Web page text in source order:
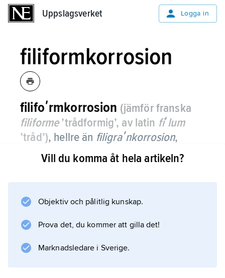
Uppslagsverket Logga in
filiformkorrosion
filifoʹrmkorrosion (jämför franska
filiforme’trådformig’, av latin fiʹlum
’tråd’), hellre än filigraʹnkorrosion,
korrosion som resulterar i
oregelbundna, hårfina gångar under
Vill du komma åt hela artikeln?
Objektiv och pålitlig kunskap.
Prova det, du kommer att gilla det!
Marknadsledare i Sverige.